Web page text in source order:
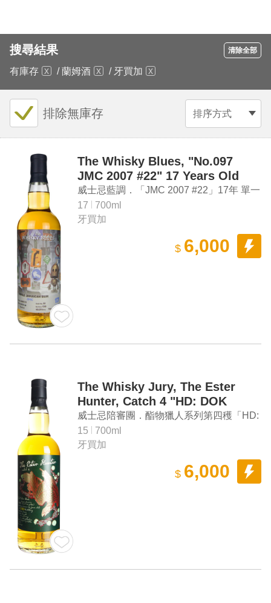
搜尋結果 清除全部
有庫存 / 蘭姆酒 / 牙買加
排序方式
排除無庫存
The Whisky Blues, "No.097
JMC 2007 #22" 17 Years Old
Single Jamaican Rum
威士忌藍調．「JMC 2007 #22」17年 單一
牙買加蘭姆酒
17
700ml
牙買加
$ 6,000
The Whisky Jury, The Ester
Hunter, Catch 4 "HD: DOK
2009" 15 Years Old Jamaican
Rum
威士忌陪審團．酯物獵人系列第四穫「HD:
DOK 2009」15年 牙買加蘭姆酒
15
700ml
牙買加
$ 6,000